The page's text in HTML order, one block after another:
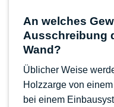
An welches
Ausschreibung
Wand?
Üblicher Weise
Holzzarge von
bei einem